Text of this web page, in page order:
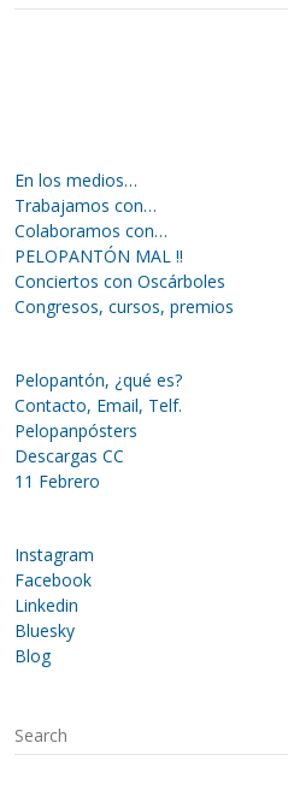
En los medios…
Trabajamos con…
Colaboramos con…
PELOPANTÓN MAL !!
Conciertos con Oscárboles
Congresos, cursos, premios
Pelopantón, ¿qué es?
Contacto, Email, Telf.
Pelopanpósters
Descargas CC
11 Febrero
Instagram
Facebook
Linkedin
Bluesky
Blog
S
e